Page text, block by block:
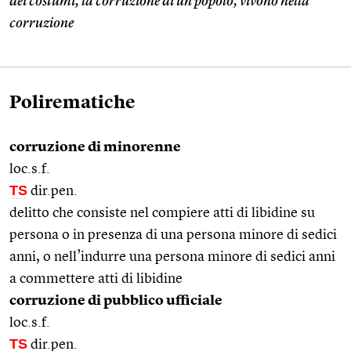
corruzione
Polirematiche
corruzione di minorenne
loc.s.f.
TS dir.pen.
delitto che consiste nel compiere atti di libidine su
persona o in presenza di una persona minore di sedici
anni, o nell’indurre una persona minore di sedici anni
a commettere atti di libidine
corruzione di pubblico ufficiale
loc.s.f.
TS dir.pen.